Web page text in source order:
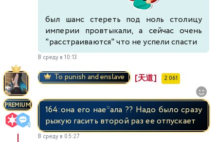
был шанс стереть под ноль столицу
империи провтыкали, а сейчас очень
"расстраиваются" что не успели спасти
В среду в 10:13
PREMIUM
To punish and enslave [天道] 2 061
164:она его нае*ала ?? Надо было сразу
рыжую гасить второй раз ее отпускает
В среду в 05:27